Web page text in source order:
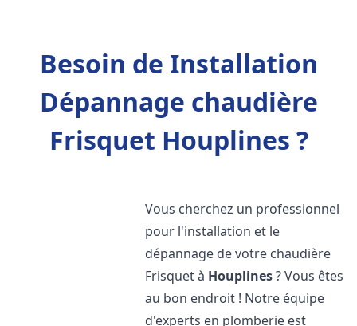
Besoin de Installation
Dépannage chaudière
Frisquet Houplines ?
Vous cherchez un professionnel
pour l'installation et le
dépannage de votre chaudière
Frisquet à Houplines? Vous êtes
au bon endroit ! Notre équipe
d'experts en plomberie est